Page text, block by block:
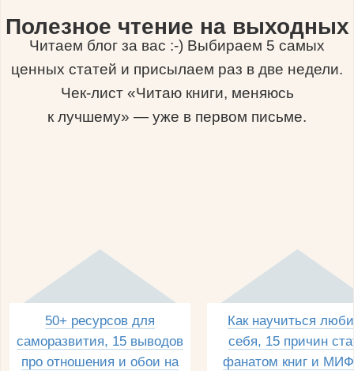
Полезное чтение на выходных
Читаем блог за вас :-) Выбираем 5 самых
ценных статей и присылаем раз в две недели.
Чек-лист «Читаю книги, меняюсь
к лучшему» — уже в первом письме.
50+ ресурсов для
саморазвития, 15 выводов
про отношения и обои на
Как научиться
себя, 15 причин
фанатом книг и